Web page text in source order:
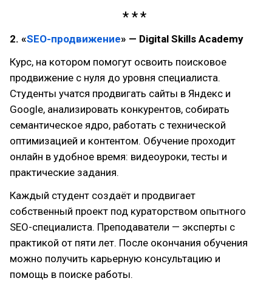
2. «SEO-продвижение» — Digital Skills Academy
Курс, на котором помогут освоить поисковое
продвижение с нуля до уровня специалиста.
Студенты учатся продвигать сайты в Яндекс и
Google, анализировать конкурентов, собирать
семантическое ядро, работать с технической
оптимизацией и контентом. Обучение проходит
онлайн в удобное время: видеоуроки, тесты и
практические задания.
Каждый студент создаёт и продвигает
собственный проект под кураторством опытного
SEO-специалиста. Преподаватели — эксперты с
практикой от пяти лет. После окончания обучения
можно получить карьерную консультацию и
помощь в поиске работы.